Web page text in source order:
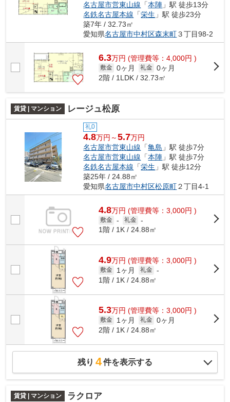
名古屋市営東山線 「本陣 」駅 徒歩13分
名鉄名古屋本線 「栄生 」駅 徒歩23分
築7年 / 32.73㎡
愛知県名古屋市中村区森末町３丁目98-2
6.3万円 (管理費等：4,000円 )
敷金 0ヶ月 礼金 0ヶ月
2階 / 1LDK / 32.73㎡
賃貸 | マンション レージュ松原
礼0
4.8万円～5.7万円
名古屋市営東山線 「亀島 」駅 徒歩7分
名古屋市営東山線 「本陣 」駅 徒歩7分
名鉄名古屋本線 「栄生 」駅 徒歩12分
築25年 / 24.88㎡
愛知県名古屋市中村区松原町２丁目4-1
4.8万円 (管理費等：3,000円 )
敷金 - 礼金 -
1階 / 1K / 24.88㎡
4.9万円 (管理費等：3,000円 )
敷金 1ヶ月 礼金 -
1階 / 1K / 24.88㎡
5.3万円 (管理費等：3,000円 )
敷金 1ヶ月 礼金 0ヶ月
2階 / 1K / 24.88㎡
残り 4件を表示する
賃貸 | マンション ラクロア